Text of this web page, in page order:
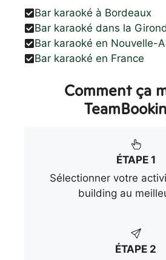
Bar karaoké à Bordeaux
Bar karaoké dans la
Bar karaoké en Nouvelle-
Bar karaoké en France
Comment ça
ÉTAPE 1
Sélectionner votre
building au
ÉTAPE 2